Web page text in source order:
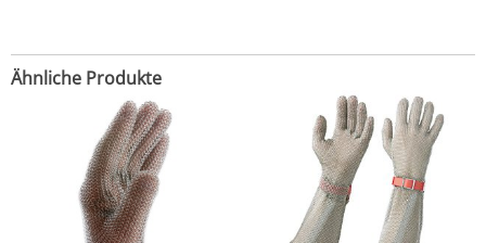
Ähnliche Produkte